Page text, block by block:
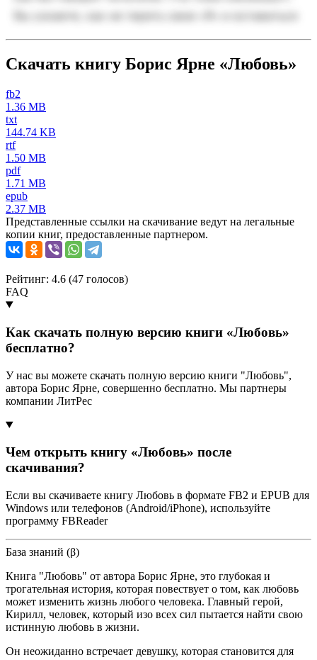
Скачать книгу Борис Ярне «Любовь»
fb2
1.36 MB
txt
144.74 KB
rtf
1.50 MB
pdf
1.71 MB
epub
2.37 MB
Представленные ссылки на скачивание ведут на легальные
копии книг, предоставленные партнером.
Рейтинг: 4.6 (47 голосов)
FAQ
Как скачать полную версию книги «Любовь»
бесплатно?
У нас вы можете скачать полную версию книги "Любовь",
автора Борис Ярне, совершенно бесплатно. Мы партнеры
компании ЛитРес
Чем открыть книгу «Любовь» после
скачивания?
Если вы скачиваете книгу Любовь в формате FB2 и EPUB для
Windows или телефонов (Android/iPhone), используйте
программу FBReader
База знаний (β)
Книга "Любовь" от автора Борис Ярне, это глубокая и
трогательная история, которая повествует о том, как любовь
может изменить жизнь любого человека. Главный герой,
Кирилл, человек, который изо всех сил пытается найти свою
истинную любовь в жизни.
Он неожиданно встречает девушку, которая становится для